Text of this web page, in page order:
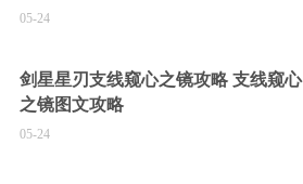
05-24
剑星星刃支线窥心之镜攻略 支线窥心
之镜图文攻略
05-24